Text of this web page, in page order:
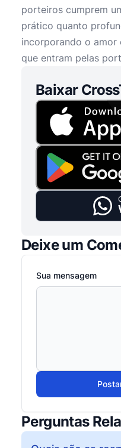
porteiros cumprem
prático quanto
incorporando o
que entram pelas
Baixar
Deixe um
Sua mensagem
Perguntas